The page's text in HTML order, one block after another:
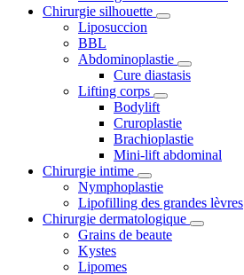
Chirurgie silhouette
Liposuccion
BBL
Abdominoplastie
Cure diastasis
Lifting corps
Bodylift
Cruroplastie
Brachioplastie
Mini-lift abdominal
Chirurgie intime
Nymphoplastie
Lipofilling des grandes lèvres
Chirurgie dermatologique
Grains de beaute
Kystes
Lipomes